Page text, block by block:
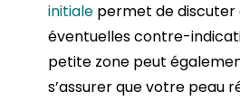
initiale permet de
éventuelles contre-
petite zone peut
s’assurer que votre peau